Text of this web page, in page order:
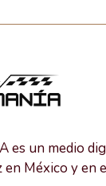
es un medio
México y en